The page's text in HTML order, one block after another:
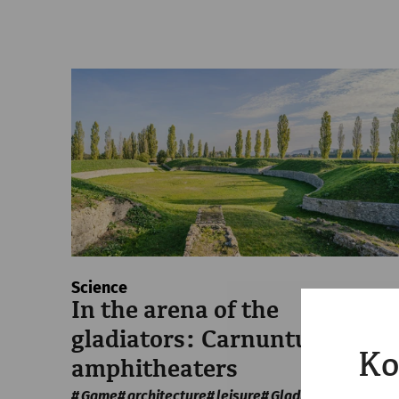
Science
In the arena of the
gladiators: Carnuntum's
amphitheaters
Game architecture leisure Gladiatorsday